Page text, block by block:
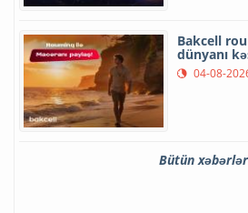
Bakcell
dünyanı
04-08-
Bütün xəbərlər